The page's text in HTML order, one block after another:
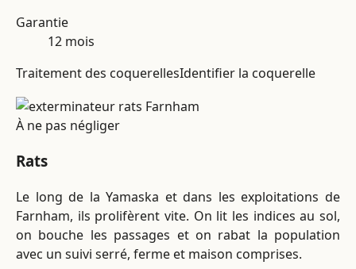
Garantie
12 mois
Traitement des coquerellesIdentifier la coquerelle
À ne pas négliger
Rats
Le long de la Yamaska et dans les exploitations de
Farnham, ils prolifèrent vite. On lit les indices au sol,
on bouche les passages et on rabat la population
avec un suivi serré, ferme et maison comprises.